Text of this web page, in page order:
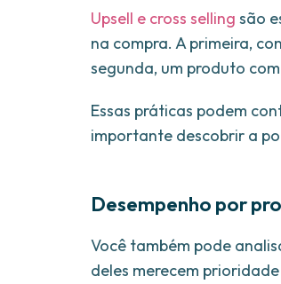
Upsell e cross selling são
na compra. A primeira,
segunda, um produto
Essas práticas podem
importante descobrir a
Desempenho por
Você também pode
deles merecem